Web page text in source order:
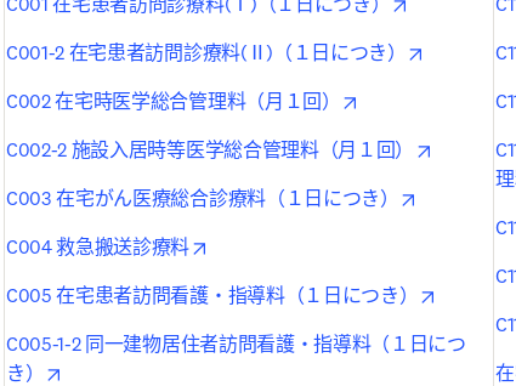
C001-2 在宅患者訪問診療料(Ⅱ)（１日につき） opens in
C002 在宅時医学総合管理料（月１回） opens in new tab/
C002-2 施設入居時等医学総合管理料（月１回） opens in
C003 在宅がん医療総合診療料（１日につき）
C004 救急搬送診療料
C005 在宅患者訪問看護・指導料（１日につき）
C005-1-2 同一建物居住者訪問看護・指導料（１日につ
き）